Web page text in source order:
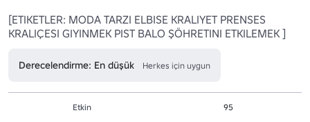
[ETIKETLER: MODA TARZI ELBISE KRALIYET PRENSES
KRALIÇESI GIYINMEK PIST BALO ŞÖHRETINI ETKILEMEK ]
Derecelendirme: En düşük Herkes için uygun
Etkin
95